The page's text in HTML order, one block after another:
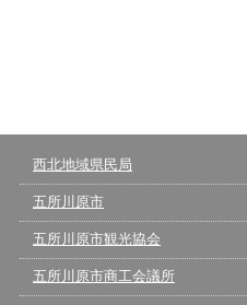
西北地域県民局
五所川原市
五所川原市観光協会
五所川原市商工会議所